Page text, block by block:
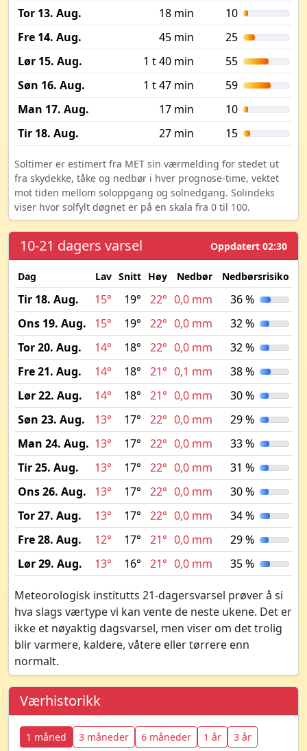
Tor 13. Aug.
18 min
10
Fre 14. Aug.
45 min
25
Lør 15. Aug.
1 t 40 min
55
Søn 16. Aug.
1 t 47 min
59
Man 17. Aug.
17 min
10
Tir 18. Aug.
27 min 15
Soltimer er estimert fra MET sin værmelding for stedet ut
fra skydekke, tåke og nedbør i hver prognose-time, vektet
mot tiden mellom soloppgang og solnedgang. Solindeks
viser hvor solfylt døgnet er på en skala fra 0 til 100.
10-21 dagers varsel Oppdatert 02:30
Dag Lav Snitt Høy Nedbør Nedbørsrisiko
Tir 18. Aug. 15° 19° 22° 0,0 mm
36 %
Ons 19. Aug.
15° 19° 22° 0,0 mm
32 %
Tor 20. Aug.
14° 18° 22° 0,0 mm
32 %
Fre 21. Aug.
14° 18° 21° 0,1 mm
38 %
Lør 22. Aug.
14° 18° 21° 0,0 mm
30 %
Søn 23. Aug.
13° 17° 22° 0,0 mm
29 %
Man 24. Aug. 13° 17° 22° 0,0 mm
33 %
Tir 25. Aug.
13° 17° 22° 0,0 mm
31 %
Ons 26. Aug.
13° 17° 22° 0,0 mm
30 %
Tor 27. Aug.
13° 17° 22° 0,0 mm
34 %
Fre 28. Aug.
12° 17° 21° 0,0 mm
29 %
Lør 29. Aug.
13° 16° 21° 0,0 mm 35 %
Meteorologisk institutts 21-dagersvarsel prøver å si
hva slags værtype vi kan vente de neste ukene. Det er
ikke et nøyaktig dagsvarsel, men viser om det trolig
blir varmere, kaldere, våtere eller tørrere enn
normalt.
Værhistorikk
1 måned 3 måneder 6 måneder 1 år 3 år